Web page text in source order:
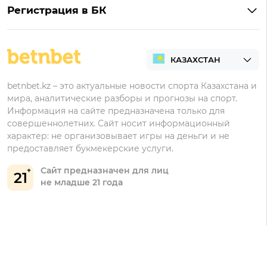
Обзор Олимпбет
Тенниси на Андроид
Бонусы за депозит
Кешбэк
Бонусы Ubet
Бонусы Фонбет
Бонусы Винлайн
Бонусы Тенниси
Регистрация в БК
Регистрация в Ubet
Регистрация в Олимпбет
21
Сайт предназначен для лиц
не младше 21 года
betnbet.kz – это актуальные новости спорта Казахстана и
мира, аналитические разборы и прогнозы на спорт.
Информация на сайте предназначена только для
совершеннолетних. Сайт носит информационный
характер: не организовывает игры на деньги и не
предоставляет букмекерские услуги.